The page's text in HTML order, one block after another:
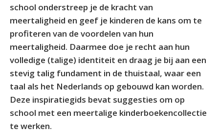
school onderstreep je de kracht van
meertaligheid en geef je kinderen de kans om te
profiteren van de voordelen van hun
meertaligheid. Daarmee doe je recht aan hun
volledige (talige) identiteit en draag je bij aan een
stevig talig fundament in de thuistaal, waar een
taal als het Nederlands op gebouwd kan worden.
Deze inspiratiegids bevat suggesties om op
school met een meertalige kinderboekencollectie
te werken.